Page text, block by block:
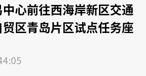
心前往西海岸新区交通
区青岛片区试点任务座